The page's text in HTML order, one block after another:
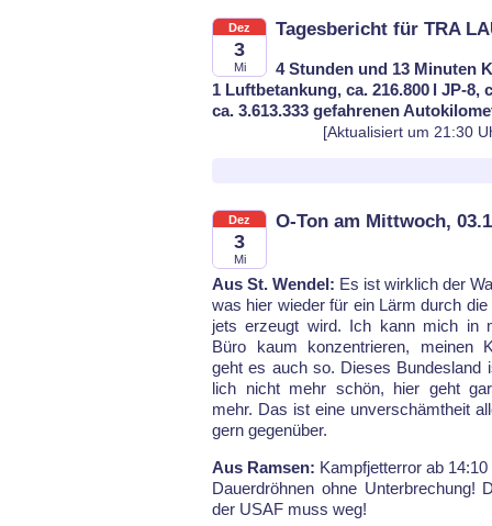
Dez
3
Mi
Tagesbericht für TRA
4 Stunden und 13 Minuten
1 Luftbetankung, ca. 216.800 l JP-8,
ca. 3.613.333 gefahrenen
[Aktualisiert um 21:30
Dez
3
Mi
O-Ton am Mittwoch,
Aus St. Wendel: Es ist wirk­lich der
was hier wie­der für ein Lärm durch
jets er­zeugt wird. Ich kann mich in
Bü­ro kaum kon­zen­trie­ren, mei­nen
geht es auch so. Die­ses
lich nicht mehr schön, hier geht
mehr. Das ist ei­ne un­ver­schämt­heit
gern ge­gen­über.
Aus Ramsen: Kampf­jet­ter­ror ab
Dau­er­dröh­nen oh­ne Un­ter­bre­chung!
der USAF muss weg!